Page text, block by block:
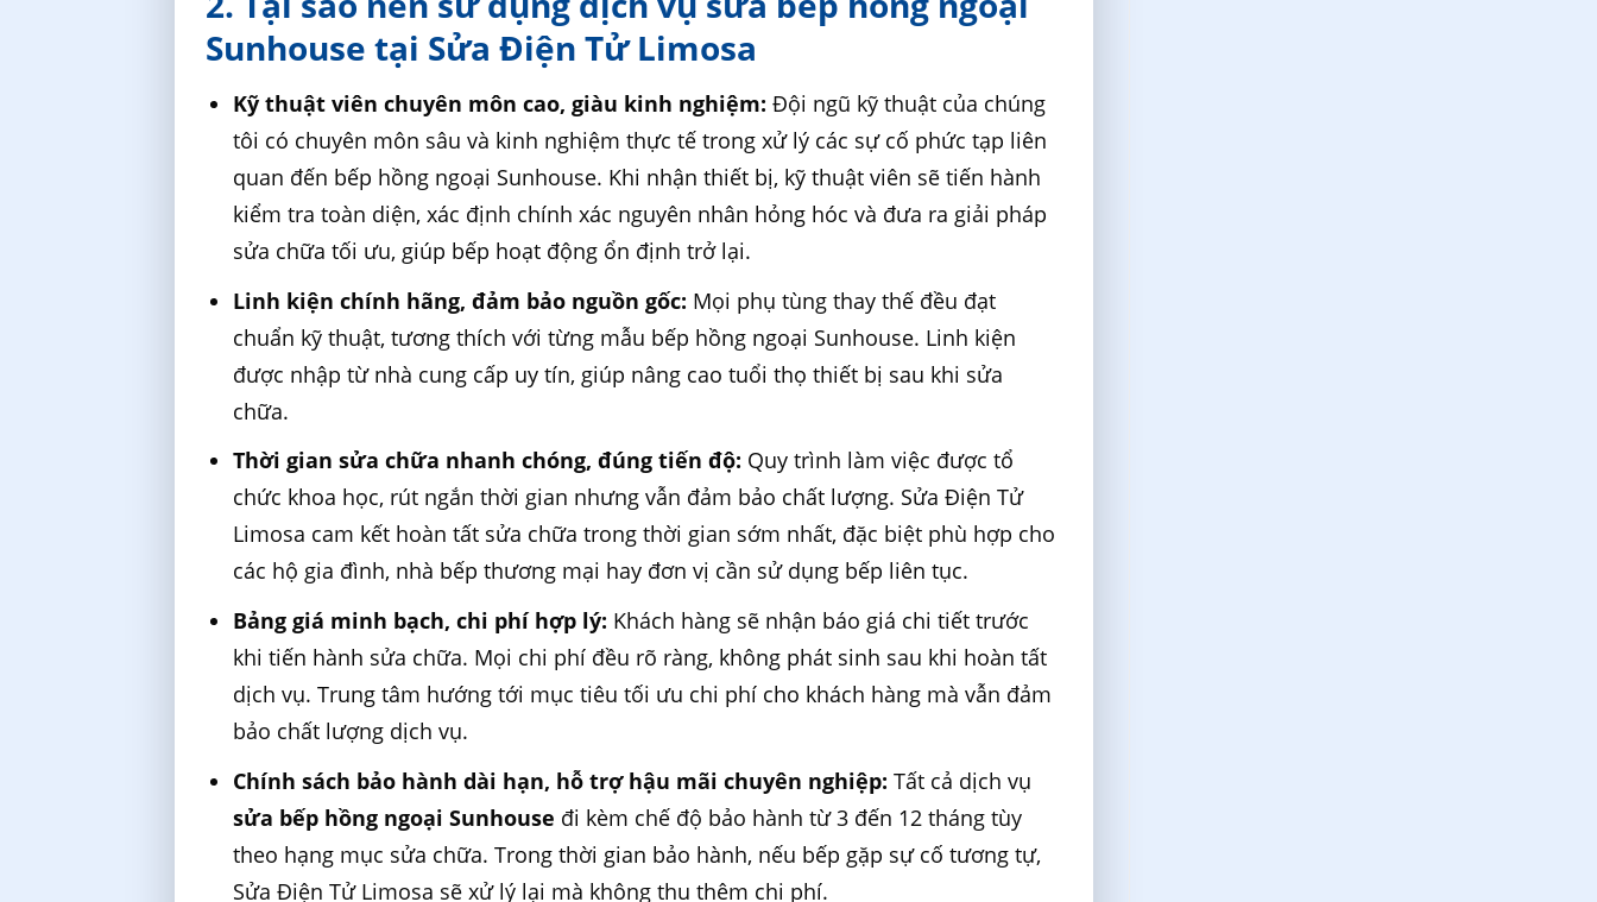
Sunhouse tại Sửa Điện Tử Limosa
Kỹ thuật viên chuyên môn cao, giàu kinh nghiệm: Đội ngũ kỹ thuật của chúng
tôi có chuyên môn sâu và kinh nghiệm thực tế trong xử lý các sự cố phức tạp liên
quan đến bếp hồng ngoại Sunhouse. Khi nhận thiết bị, kỹ thuật viên sẽ tiến hành
kiểm tra toàn diện, xác định chính xác nguyên nhân hỏng hóc và đưa ra giải pháp
sửa chữa tối ưu, giúp bếp hoạt động ổn định trở lại.
Linh kiện chính hãng, đảm bảo nguồn gốc: Mọi phụ tùng thay thế đều đạt
chuẩn kỹ thuật, tương thích với từng mẫu bếp hồng ngoại Sunhouse. Linh kiện
được nhập từ nhà cung cấp uy tín, giúp nâng cao tuổi thọ thiết bị sau khi sửa
chữa.
Thời gian sửa chữa nhanh chóng, đúng tiến độ: Quy trình làm việc được tổ
chức khoa học, rút ngắn thời gian nhưng vẫn đảm bảo chất lượng. Sửa Điện Tử
Limosa cam kết hoàn tất sửa chữa trong thời gian sớm nhất, đặc biệt phù hợp cho
các hộ gia đình, nhà bếp thương mại hay đơn vị cần sử dụng bếp liên tục.
Bảng giá minh bạch, chi phí hợp lý: Khách hàng sẽ nhận báo giá chi tiết trước
khi tiến hành sửa chữa. Mọi chi phí đều rõ ràng, không phát sinh sau khi hoàn tất
dịch vụ. Trung tâm hướng tới mục tiêu tối ưu chi phí cho khách hàng mà vẫn đảm
bảo chất lượng dịch vụ.
Chính sách bảo hành dài hạn, hỗ trợ hậu mãi chuyên nghiệp: Tất cả dịch vụ
sửa bếp hồng ngoại Sunhouse đi kèm chế độ bảo hành từ 3 đến 12 tháng tùy
theo hạng mục sửa chữa. Trong thời gian bảo hành, nếu bếp gặp sự cố tương tự,
Sửa Điện Tử Limosa sẽ xử lý lại mà không thu thêm chi phí.